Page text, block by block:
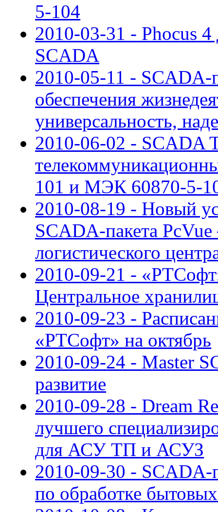
5-104
2010-03-31 - Phocus 4
SCADA
2010-05-11 - SCADA-
обеспечения
универсальность,
2010-06-02 - SCADA
101 и МЭК 60870-5-
2010-08-19 - Новый
SCADA-пакета PcVue
логистического
2010-09-21 -
Центральное
2010-09-23 -
«РТСофт» на октябрь
2010-09-24 - Master
развитие
2010-09-28 - Dream
лучшего
для АСУ ТП и АСУЗ
2010-09-30 - SCADA-
по обработке